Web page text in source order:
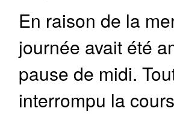
En raison de la
journée avait été
pause de midi.
interrompu la